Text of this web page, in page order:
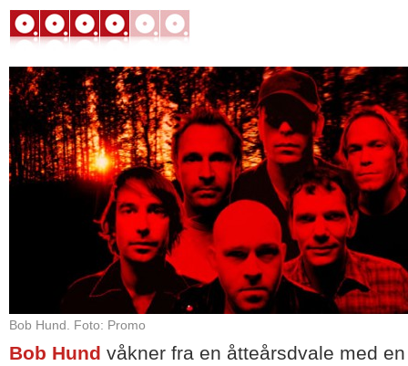
Bob Hund. Foto: Promo
Bob Hund våkner fra en åtteårsdvale med